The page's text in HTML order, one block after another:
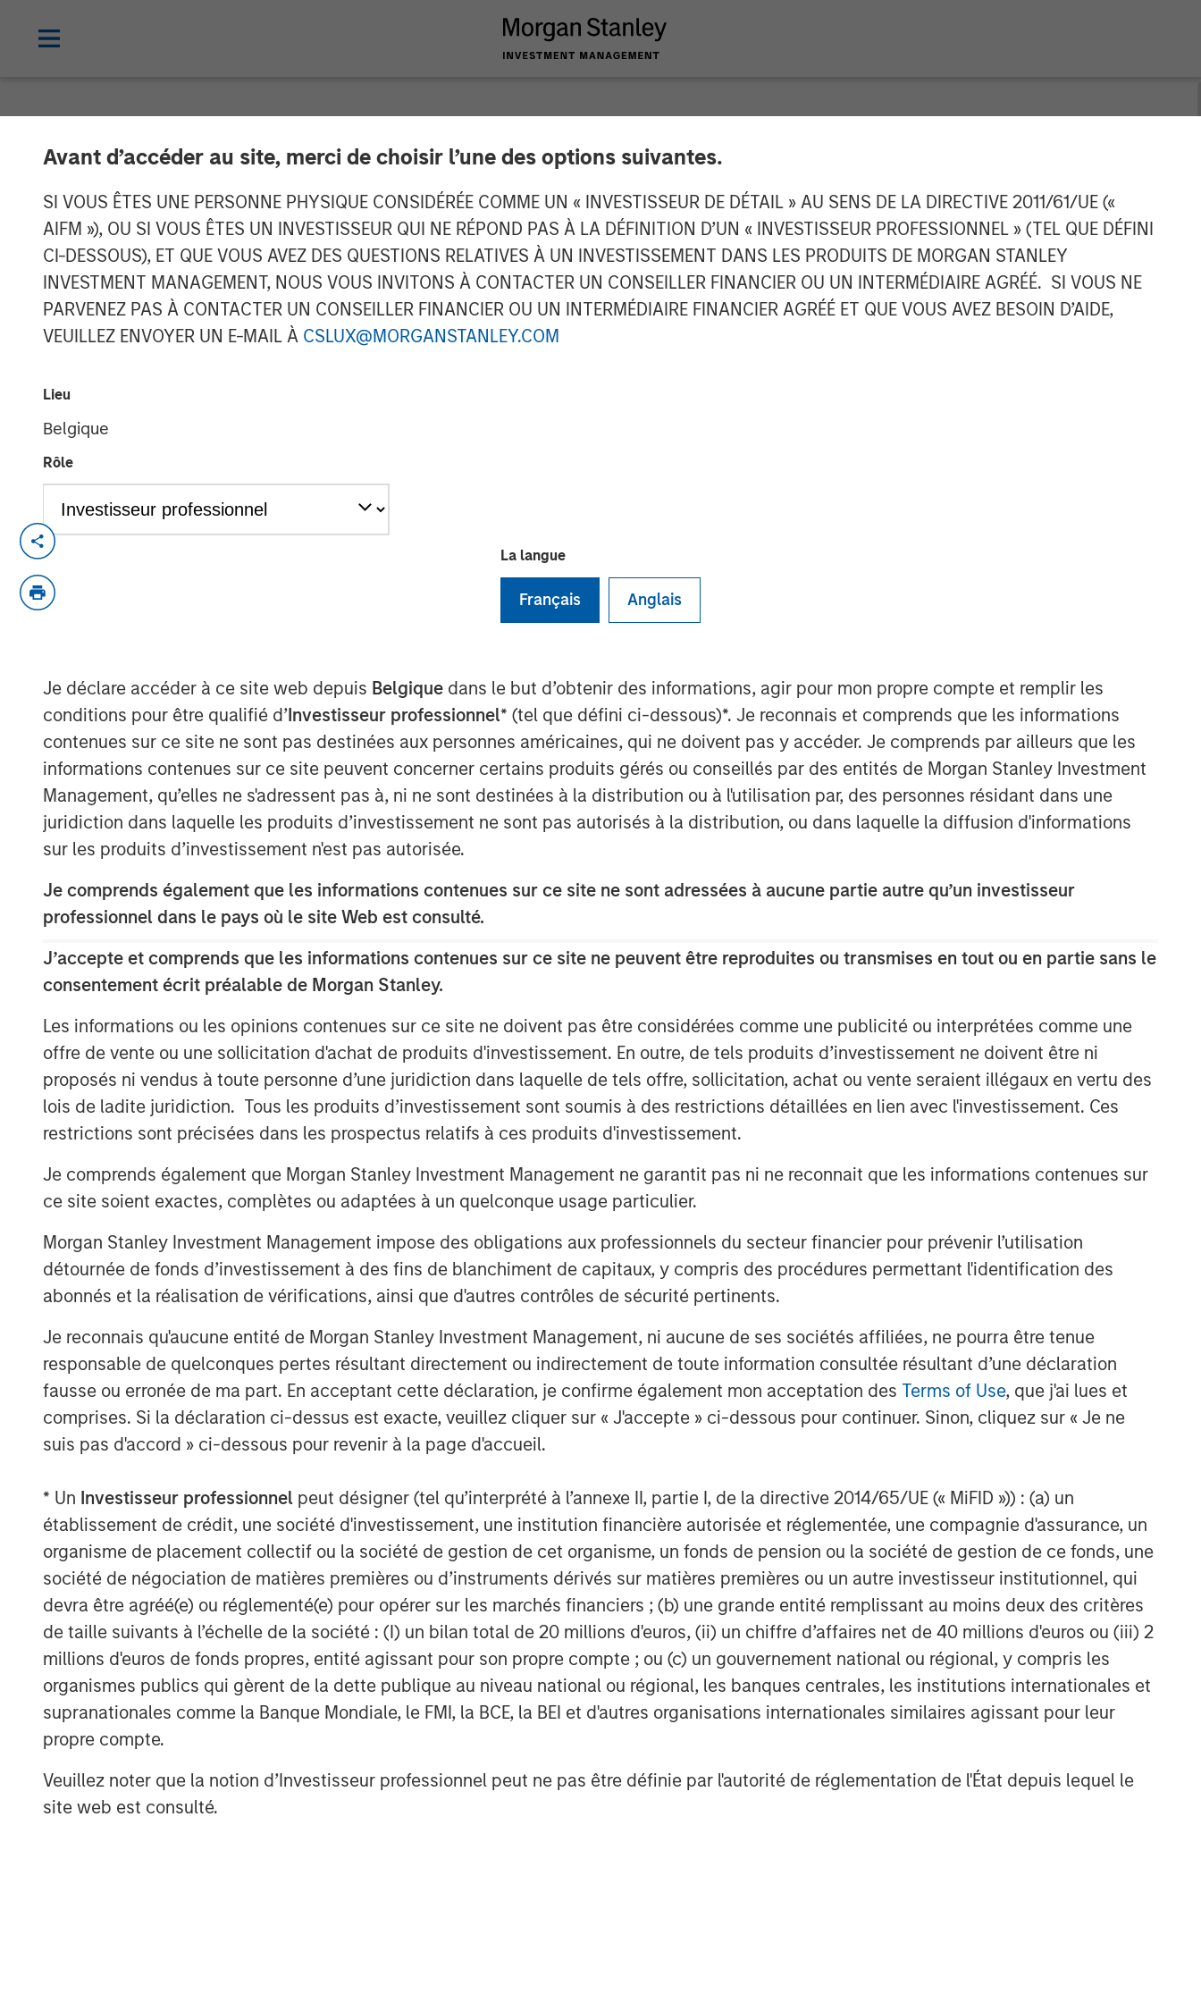
Avant d’accéder au site, merci de choisir l’une des options suivantes.
SI VOUS ÊTES UNE PERSONNE PHYSIQUE CONSIDÉRÉE COMME UN « INVESTISSEUR DE DÉTAIL » AU SENS DE LA DIRECTIVE 2011/61/UE («
AIFM »), OU SI VOUS ÊTES UN INVESTISSEUR QUI NE RÉPOND PAS À LA DÉFINITION D’UN « INVESTISSEUR PROFESSIONNEL » (TEL QUE DÉFINI
CI-DESSOUS), ET QUE VOUS AVEZ DES QUESTIONS RELATIVES À UN INVESTISSEMENT DANS LES PRODUITS DE MORGAN STANLEY
INVESTMENT MANAGEMENT, NOUS VOUS INVITONS À CONTACTER UN CONSEILLER FINANCIER OU UN INTERMÉDIAIRE AGRÉÉ. SI VOUS NE
PARVENEZ PAS À CONTACTER UN CONSEILLER FINANCIER OU UN INTERMÉDIAIRE FINANCIER AGRÉÉ ET QUE VOUS AVEZ BESOIN D’AIDE,
VEUILLEZ ENVOYER UN E-MAIL À CSLUX@MORGANSTANLEY.COM
Lieu
Belgique
Rôle
La langue
Français Anglais
Je déclare accéder à ce site web depuis Belgique dans le but d’obtenir des informations, agir pour mon propre compte et remplir les
conditions pour être qualifié d’Investisseur professionnel* (tel que défini ci-dessous)*. Je reconnais et comprends que les informations
contenues sur ce site ne sont pas destinées aux personnes américaines, qui ne doivent pas y accéder. Je comprends par ailleurs que les
informations contenues sur ce site peuvent concerner certains produits gérés ou conseillés par des entités de Morgan Stanley Investment
Management, qu’elles ne s'adressent pas à, ni ne sont destinées à la distribution ou à l'utilisation par, des personnes résidant dans une
juridiction dans laquelle les produits d’investissement ne sont pas autorisés à la distribution, ou dans laquelle la diffusion d'informations
sur les produits d’investissement n'est pas autorisée.
Je comprends également que les informations contenues sur ce site ne sont adressées à aucune partie autre qu’un investisseur
professionnel dans le pays où le site Web est consulté.
J’accepte et comprends que les informations contenues sur ce site ne peuvent être reproduites ou transmises en tout ou en partie sans le
consentement écrit préalable de Morgan Stanley.
Les informations ou les opinions contenues sur ce site ne doivent pas être considérées comme une publicité ou interprétées comme une
offre de vente ou une sollicitation d'achat de produits d'investissement. En outre, de tels produits d’investissement ne doivent être ni
proposés ni vendus à toute personne d’une juridiction dans laquelle de tels offre, sollicitation, achat ou vente seraient illégaux en vertu des
lois de ladite juridiction. Tous les produits d’investissement sont soumis à des restrictions détaillées en lien avec l'investissement. Ces
restrictions sont précisées dans les prospectus relatifs à ces produits d'investissement.
Je comprends également que Morgan Stanley Investment Management ne garantit pas ni ne reconnait que les informations contenues sur
ce site soient exactes, complètes ou adaptées à un quelconque usage particulier.
Morgan Stanley Investment Management impose des obligations aux professionnels du secteur financier pour prévenir l’utilisation
détournée de fonds d’investissement à des fins de blanchiment de capitaux, y compris des procédures permettant l'identification des
abonnés et la réalisation de vérifications, ainsi que d'autres contrôles de sécurité pertinents.
Je reconnais qu'aucune entité de Morgan Stanley Investment Management, ni aucune de ses sociétés affiliées, ne pourra être tenue
responsable de quelconques pertes résultant directement ou indirectement de toute information consultée résultant d’une déclaration
fausse ou erronée de ma part. En acceptant cette déclaration, je confirme également mon acceptation des Terms of Use, que j'ai lues et
comprises. Si la déclaration ci-dessus est exacte, veuillez cliquer sur « J'accepte » ci-dessous pour continuer. Sinon, cliquez sur « Je ne
suis pas d'accord » ci-dessous pour revenir à la page d'accueil.
* Un Investisseur professionnel peut désigner (tel qu’interprété à l’annexe II, partie I, de la directive 2014/65/UE (« MiFID »)) : (a) un
établissement de crédit, une société d'investissement, une institution financière autorisée et réglementée, une compagnie d'assurance, un
organisme de placement collectif ou la société de gestion de cet organisme, un fonds de pension ou la société de gestion de ce fonds, une
société de négociation de matières premières ou d’instruments dérivés sur matières premières ou un autre investisseur institutionnel, qui
devra être agréé(e) ou réglementé(e) pour opérer sur les marchés financiers ; (b) une grande entité remplissant au moins deux des critères
de taille suivants à l’échelle de la société : (I) un bilan total de 20 millions d'euros, (ii) un chiffre d’affaires net de 40 millions d'euros ou (iii) 2
millions d'euros de fonds propres, entité agissant pour son propre compte ; ou (c) un gouvernement national ou régional, y compris les
organismes publics qui gèrent de la dette publique au niveau national ou régional, les banques centrales, les institutions internationales et
supranationales comme la Banque Mondiale, le FMI, la BCE, la BEI et d'autres organisations internationales similaires agissant pour leur
propre compte.
Veuillez noter que la notion d’Investisseur professionnel peut ne pas être définie par l'autorité de réglementation de l'État depuis lequel le
site web est consulté.
Manna Pro Products Acquires Hero Pet Brands to
Increase Category Presence in Companion Pet
Care and Wellness
ST. LOUIS, MO — June 4, 2019 — 8:00 AM EDT
Products, a St. Louis-based manufacturer and marketer of pet care
and nutrition, has agreed to acquire Dallas-based Hero Pet Brands, a company
that provides solutions to pet owner needs including nutrition, grooming, waste
“Hero Pet Brands has a leading product portfolio that perfectly complements
our current offering and enables us to grow in scale in the thriving companion
pet care and wellness category,” said John Howe, CEO, Manna Pro. “Our
companies share a relentless focus on enriching the lives of pets and their
families and we welcome their deep pet care expertise, brand building
excellence and talented employee base.”
Hero Pet Brands is a family of high-quality, innovative and trusted brands with
specialty and FDM channels. The brands include Vet’s Best® and Natural Care®
(Health & Wellness); Bags on Board®, Out!® and Simple Solution
share positions in its segments and channels.
retailer relationships, an enhanced research and development function and a
stronger international footprint.
This is the latest in a series of acquisitions by Manna Pro designed to expand its
portfolio into canine and feline wellness, grooming, oral care and flea & tick
solutions:
2015: Nutri-Vet® , a line of pet health and wellness supplements developed
by vets and offering solutions within Hip and Joint, Skin and Coat, Pain
Management, Dental Health, Eye and Ear, First Aid and Calming
2016: Espree®, an industry-leading line of organic aloe-based pet
grooming products used by over 10,000 groomers nationwide, as well as
Star Horse Products, a line of flea and tick solutions
2018: VetScience™ and its Fruitables® brand of CalorieSmart®dog treats
and food supplements focused on addressing pet obesity and formulated
on a foundation of superfoods like pumpkin & sweet potato. Also, Response
Products™, makers of Cetyl-M®brand which offers an alternative solution
Manna Pro is owned by investment vehicles managed by Morgan Stanley
Capital Partners, the middle-market focused private equity business of Morgan
Stanley Investment Management, which acquired it in December 2017.
About Manna Pro
Manna Pro is a recognized leader in the care and nurturing of pets, with roots
going back to 1842 and long-established brands in companion pet, equine,
backyard chicken and small animal categories. For more information
visitwww.mannapro.com.
For more information on Hero Pet Brands visit
capital in a broad spectrum of
industries for over two decades.
MSIM Spokesperson